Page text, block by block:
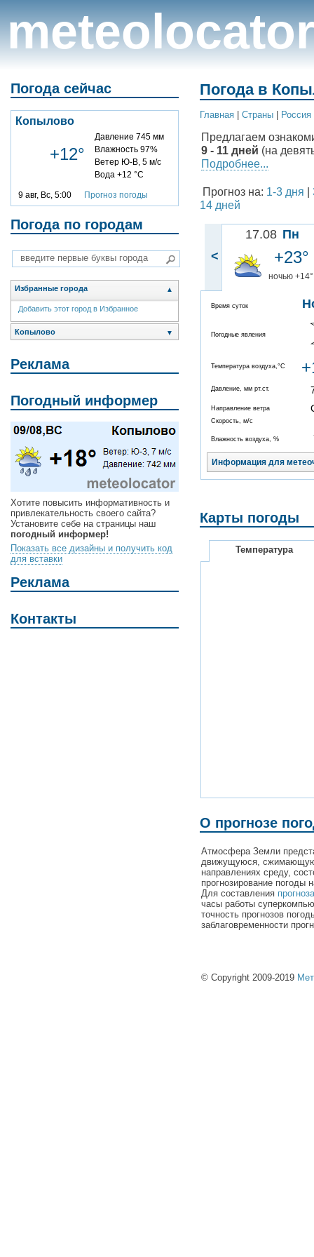
meteolocator
Погода сейчас
Копылово
+12°
Давление 745 мм
Влажность 97%
Ветер Ю-В, 5 м/с
Вода +12 °C
9 авг, Вс, 5:00 Прогноз погоды
Погода по городам
Избранные города ▲
Добавить этот город в Избранное
Копылово ▼
Реклама
Погодный информер
Хотите повысить информативность и
привлекательность своего сайта?
Установите себе на страницы наш
погодный информер!
Показать все дизайны и получить код
для вставки
Реклама
Контакты
Погода в
Главная Cтраны Россия
Предлагаем
9 - 11 дней (на
Подробнее...
Прогноз на: 1-3 дня
14 дней
<
17.08 Пн
+23°
ночью +14°
Время суток
Погодные явления
Температура воздуха,°C
Давление, мм рт.ст.
Направление ветра
Скорость, м/с
Влажность воздуха, %
Информация для
Карты погоды
Температура
О прогнозе
Атмосфера Земли
движущуюся,
направлениях среду,
прогнозирование погоды
Для составления
часы работы
точность прогнозов
заблаговременности
© Copyright 2009-2019